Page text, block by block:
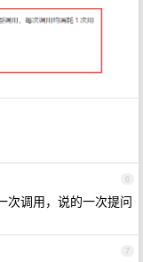
6
次调用，说的一次提问
7